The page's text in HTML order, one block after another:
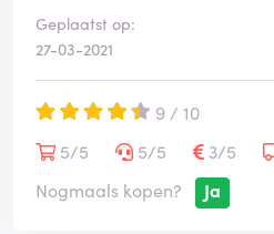
Geplaatst op:
27-03-2021
9 / 10
5/5
5/5 3/5
Nogmaals kopen?
Ja